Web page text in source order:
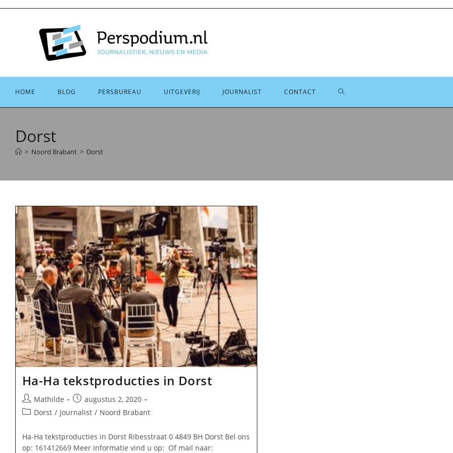
Ga
HOME BLOG PERSBUREAU UITGEVERIJ JOURNALIST CONTACT TOGGLE
Dorst
> Noord Brabant > Dorst
Ha-Ha tekstproducties in Dorst
Bericht
auteur:
Mathilde
Bericht
gepubliceerd
augustus 2, 2020
Berichtcategorie:
Dorst / Journalist / Noord Brabant
Ha-Ha tekstproducties in Dorst Ribesstraat 0 4849 BH Dorst Bel ons
op: 161412669 Meer informatie vind u op: Of mail naar: